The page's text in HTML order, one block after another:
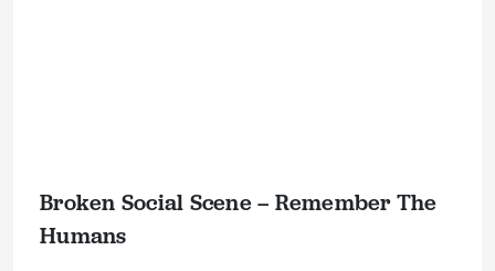
Broken Social Scene – Remember The
Humans